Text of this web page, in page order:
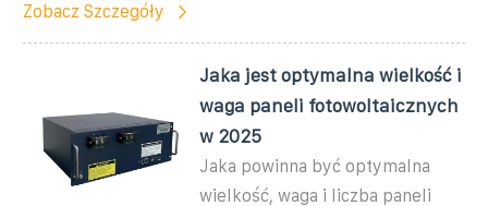
Zobacz Szczegóły
Jaka jest optymalna wielkość i
waga paneli fotowoltaicznych
w 2025
Jaka powinna być optymalna
wielkość, waga i liczba paneli